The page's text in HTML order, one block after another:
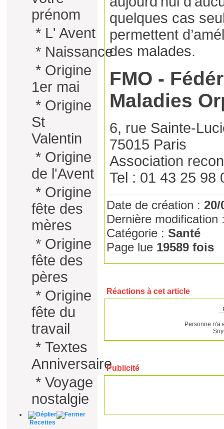
prénom
* L' Avent
* Naissance
* Origine
1er mai
* Origine
St
Valentin
* Origine
de l'Avent
* Origine
fête des
mères
* Origine
fête des
pères
* Origine
fête du
travail
* Textes
Anniversaire
* Voyage
nostalgie
Recettes
quelques cas
permettent
des malades.
FMO -
Maladies
6, rue Sainte-
75015 Paris
Association
Tel : 01 43 25 98
Date de création : 20/
Dernière
Catégorie : Santé
Page lue 19589 fois
Réactions à cet article
Personne n'a
Publicité